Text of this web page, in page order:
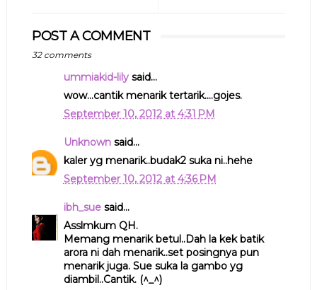
POST A COMMENT
32 comments
ummiakid-lilysaid...
wow...cantik menarik tertarik....gojes.
September 10, 2012 at 4:31 PM
Unknownsaid...
kaler yg menarik..budak2 suka ni..hehe
September 10, 2012 at 4:36 PM
ibh_suesaid...
Asslmkum QH.
Memang menarik betul..Dah la kek batik
arora ni dah menarik..set posingnya pun
menarik juga. Sue suka la gambo yg
diambil..Cantik. (^_^)